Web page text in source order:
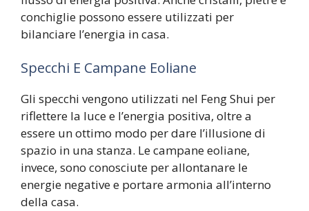
conchiglie possono essere utilizzati per
bilanciare l’energia in casa.
Specchi E Campane Eoliane
Gli specchi vengono utilizzati nel Feng Shui per
riflettere la luce e l’energia positiva, oltre a
essere un ottimo modo per dare l’illusione di
spazio in una stanza. Le campane eoliane,
invece, sono conosciute per allontanare le
energie negative e portare armonia all’interno
della casa.